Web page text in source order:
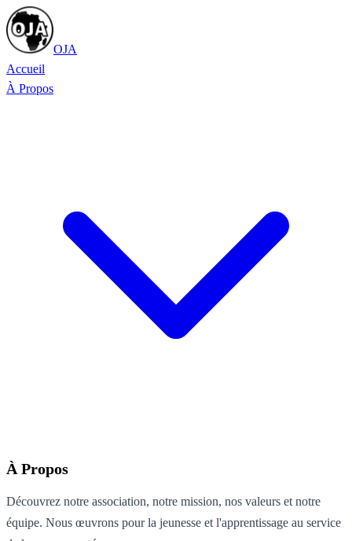
OJA
Accueil
À Propos
À Propos
Découvrez notre association, notre mission, nos valeurs et notre
équipe. Nous œuvrons pour la jeunesse et l'apprentissage au service